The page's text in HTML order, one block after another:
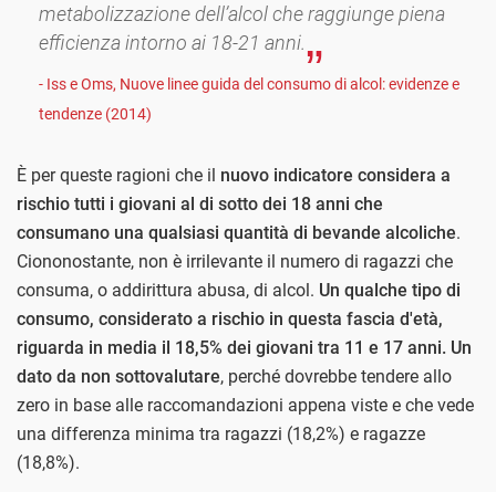
metabolizzazione dell’alcol che raggiunge piena
efficienza intorno ai 18-21 anni.
- Iss e Oms, Nuove linee guida del consumo di alcol: evidenze e
tendenze (2014)
È per queste ragioni che il nuovo indicatore considera a
rischio tutti i giovani al di sotto dei 18 anni che
consumano una qualsiasi quantità di bevande alcoliche.
Ciononostante, non è irrilevante il numero di ragazzi che
consuma, o addirittura abusa, di alcol. Un qualche tipo di
consumo, considerato a rischio in questa fascia d'età,
riguarda in media il 18,5% dei giovani tra 11 e 17 anni. Un
dato da non sottovalutare, perché dovrebbe tendere allo
zero in base alle raccomandazioni appena viste e che vede
una differenza minima tra ragazzi (18,2%) e ragazze
(18,8%).